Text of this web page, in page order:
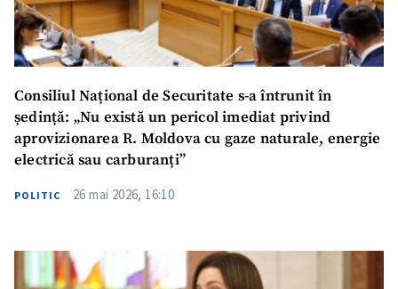
Consiliul Național de Securitate s-a întrunit în
ședință: „Nu există un pericol imediat privind
aprovizionarea R. Moldova cu gaze naturale, energie
electrică sau carburanți”
POLITIC 26 mai 2026, 16:10